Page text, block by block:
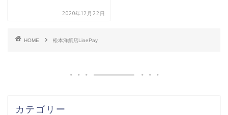
2020年12月22日
HOME 松本洋紙店LinePay
カテゴリー